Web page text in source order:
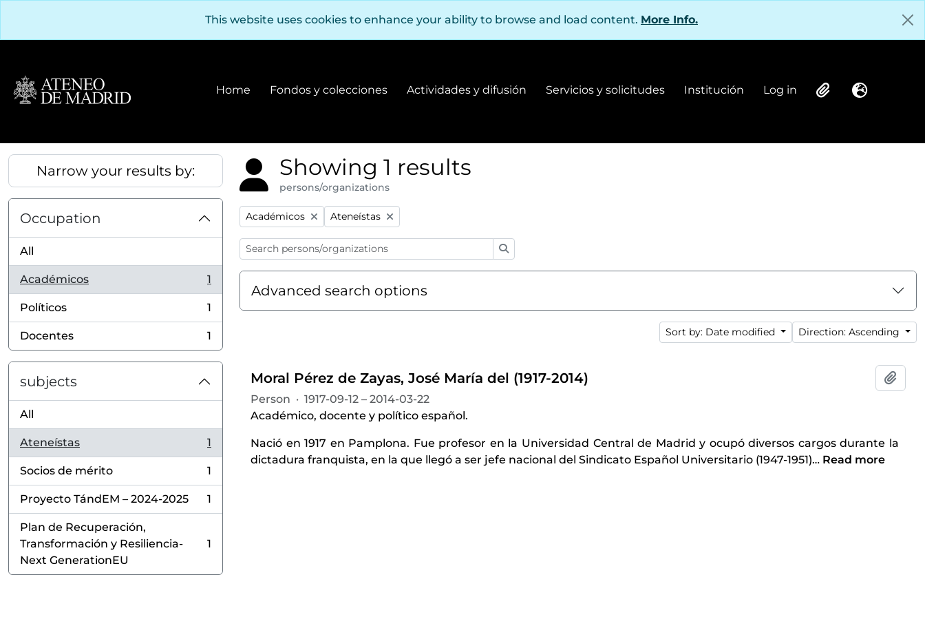
This website uses cookies to enhance your ability to browse and load content. More Info.
Home Fondos y colecciones
Fondos y colecciones
Actividades y difusión
Actividades y difusión
Servicios y solicitudes Institución
Institución
Log in
Log in ClipboardLanguage
Narrow your results by:
Occupation
All
Académicos
, 1 results
1
Políticos
, 1 results
1
Docentes
, 1 results
1
subjects
All
Ateneístas
, 1 results
1
Socios de mérito
, 1 results
1
Proyecto TándEM – 2024-2025
, 1 results
1
Plan de Recuperación,
Transformación y Resiliencia-
Next GenerationEU
, 1 results
1
Showing 1 results
persons/organizations
Remove filter:
Académicos Remove filter:
Ateneístas
Advanced search options
Sort by: Date modified Direction: Ascending
Moral Pérez de Zayas, José María del (1917-2014)
Person · 1917-09-12 – 2014-03-22
Académico, docente y político español.
Nació en 1917 en Pamplona. Fue profesor en la Universidad Central de Madrid y ocupó diversos cargos durante la
dictadura franquista, en la que llegó a ser jefe nacional del Sindicato Español Universitario (1947-1951)… Read more